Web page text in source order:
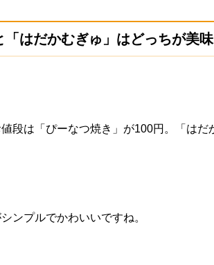
はだかむぎゅ」はどっちが美
段は「ぴーなつ焼き」が100円。「はだ
ンプルでかわいいですね。